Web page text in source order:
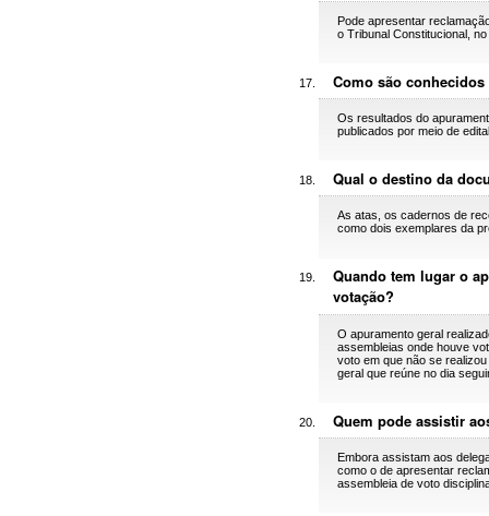
Pode apresentar
o Tribunal Constitucional,
Como são
Os resultados do
publicados por meio de
Qual o destino da
As atas, os cadernos de
como dois exemplares da
Quando tem lugar o
votação?
O apuramento geral
assembleias onde houve
voto em que não se
geral que reúne no dia
Quem pode assistir
Embora assistam aos
como o de apresentar
assembleia de voto